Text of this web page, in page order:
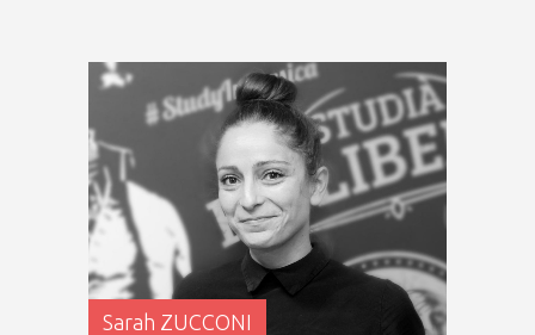
Sarah ZUCCONI